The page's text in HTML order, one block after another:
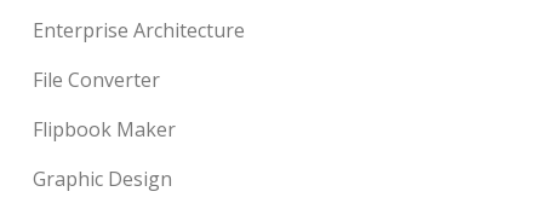
Enterprise Architecture
File Converter
Flipbook Maker
Graphic Design